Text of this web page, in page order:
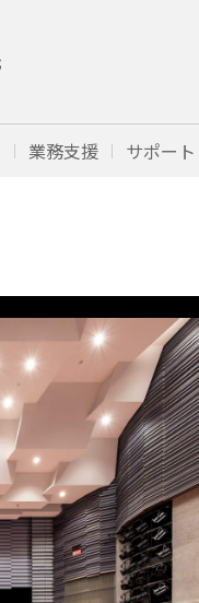
業務支援 サポート